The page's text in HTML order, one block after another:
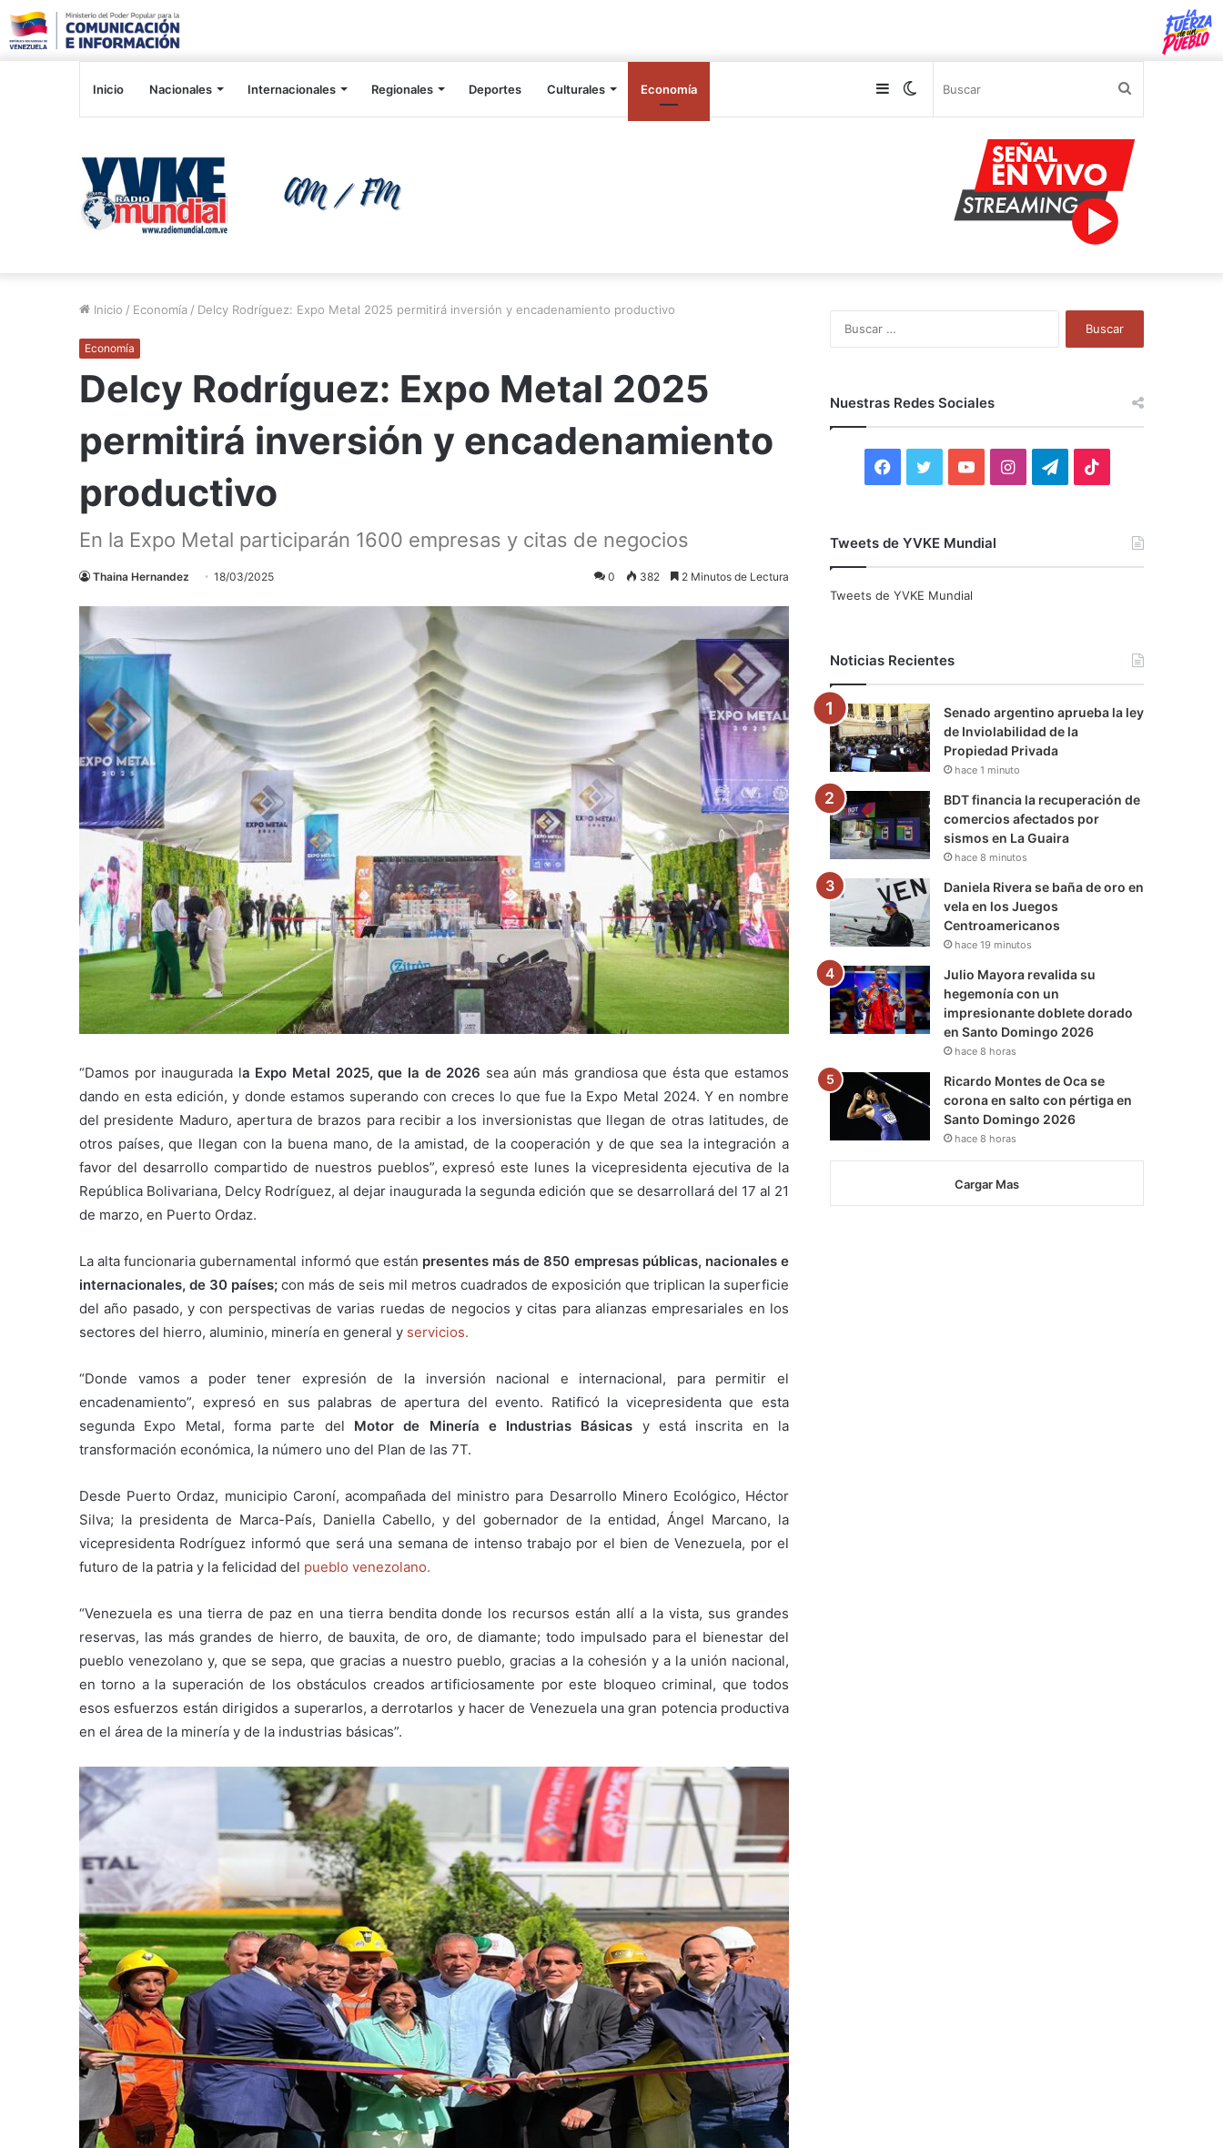
Inicio Nacionales Internacionales Regionales Deportes Culturales Economía Switch
Sidebar
Inicio / Economía / Delcy Rodríguez: Expo Metal 2025 permitirá inversión y encadenamiento productivo
Economía
Delcy Rodríguez: Expo Metal 2025
permitirá inversión y encadenamiento
productivo
En la Expo Metal participarán 1600 empresas y citas de negocios
Thaina Hernandez 18/03/2025 0 382 2 Minutos de Lectura
“Damos por inaugurada la Expo Metal 2025, que la de 2026 sea aún más grandiosa que ésta que estamos
dando en esta edición, y donde estamos superando con creces lo que fue la Expo Metal 2024. Y en nombre
del presidente Maduro, apertura de brazos para recibir a los inversionistas que llegan de otras latitudes, de
otros países, que llegan con la buena mano, de la amistad, de la cooperación y de que sea la integración a
favor del desarrollo compartido de nuestros pueblos”, expresó este lunes la vicepresidenta ejecutiva de la
República Bolivariana, Delcy Rodríguez, al dejar inaugurada la segunda edición que se desarrollará del 17 al 21
de marzo, en Puerto Ordaz.
La alta funcionaria gubernamental informó que están presentes más de 850 empresas públicas, nacionales e
internacionales, de 30 países; con más de seis mil metros cuadrados de exposición que triplican la superficie
del año pasado, y con perspectivas de varias ruedas de negocios y citas para alianzas empresariales en los
sectores del hierro, aluminio, minería en general y servicios.
“Donde vamos a poder tener expresión de la inversión nacional e internacional, para permitir el
encadenamiento”, expresó en sus palabras de apertura del evento. Ratificó la vicepresidenta que esta
segunda Expo Metal, forma parte del Motor de Minería e Industrias Básicas y está inscrita en la
transformación económica, la número uno del Plan de las 7T.
Desde Puerto Ordaz, municipio Caroní, acompañada del ministro para Desarrollo Minero Ecológico, Héctor
Silva; la presidenta de Marca-País, Daniella Cabello, y del gobernador de la entidad, Ángel Marcano, la
vicepresidenta Rodríguez informó que será una semana de intenso trabajo por el bien de Venezuela, por el
futuro de la patria y la felicidad del pueblo venezolano.
“Venezuela es una tierra de paz en una tierra bendita donde los recursos están allí a la vista, sus grandes
reservas, las más grandes de hierro, de bauxita, de oro, de diamante; todo impulsado para el bienestar del
pueblo venezolano y, que se sepa, que gracias a nuestro pueblo, gracias a la cohesión y a la unión nacional,
en torno a la superación de los obstáculos creados artificiosamente por este bloqueo criminal, que todos
esos esfuerzos están dirigidos a superarlos, a derrotarlos y hacer de Venezuela una gran potencia productiva
en el área de la minería y de la industrias básicas”.
Nuestras Redes Sociales
F
c
o
k
i
r
Y
u
e
I
r
a
m
T
a
m
Tweets de YVKE Mundial
Tweets de YVKE Mundial
Noticias Recientes
Senado argentino aprueba la ley
de Inviolabilidad de la
Propiedad Privada
hace 1 minuto
BDT financia la recuperación de
comercios afectados por
sismos en La Guaira
hace 8 minutos
Daniela Rivera se baña de oro en
vela en los Juegos
Centroamericanos
hace 19 minutos
Julio Mayora revalida su
hegemonía con un
impresionante doblete dorado
en Santo Domingo 2026
hace 8 horas
Ricardo Montes de Oca se
corona en salto con pértiga en
Santo Domingo 2026
hace 8 horas
Cargar Mas